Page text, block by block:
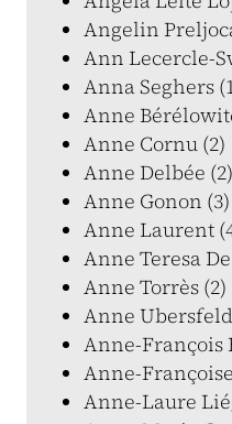
Angelin
Ann Lecercle-
Anna Seghers
Anne
Anne Cornu (2)
Anne Delbée (2)
Anne Gonon (3)
Anne Laurent
Anne Teresa
Anne Torrès (2)
Anne
Anne-François
Anne-
Anne-Laure